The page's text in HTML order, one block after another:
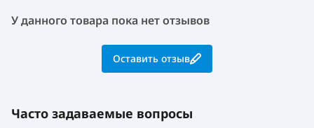
У данного товара пока нет отзывов
Оставить отзыв
Часто задаваемые вопросы